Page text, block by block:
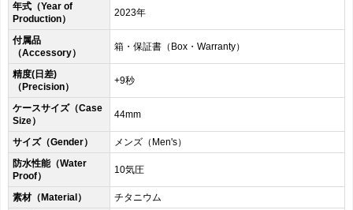
年式（Year of
Production）
2023年
付属品
（Accessory）
箱・保証書（Box・Warranty）
精度(日差)
（Precision）
+9秒
ケースサイズ（Case
Size）
44mm
サイズ（Gender）
メンズ（Men's）
防水性能（Water
Proof）
10気圧
素材（Material）
チタニウム